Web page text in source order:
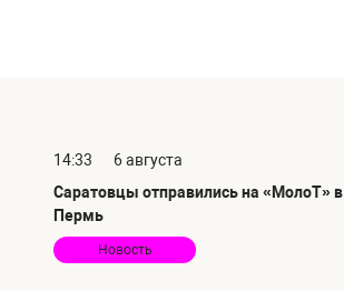
14:33
6 августа
Саратовцы отправились на «МолоТ» в
Пермь
Новость